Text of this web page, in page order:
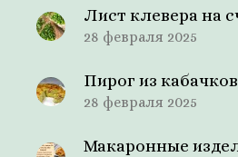
Лист клевера на
28 февраля 2025
Пирог из
28 февраля 2025
Макаронные